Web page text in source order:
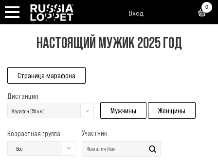
Вход
0
НАСТОЯЩИЙ МУЖИК 2025 ГОД
Страница марафона
Дистанция
Марафон (50 км) Мужчины Женщины
Возрастная группа
Все
Участник